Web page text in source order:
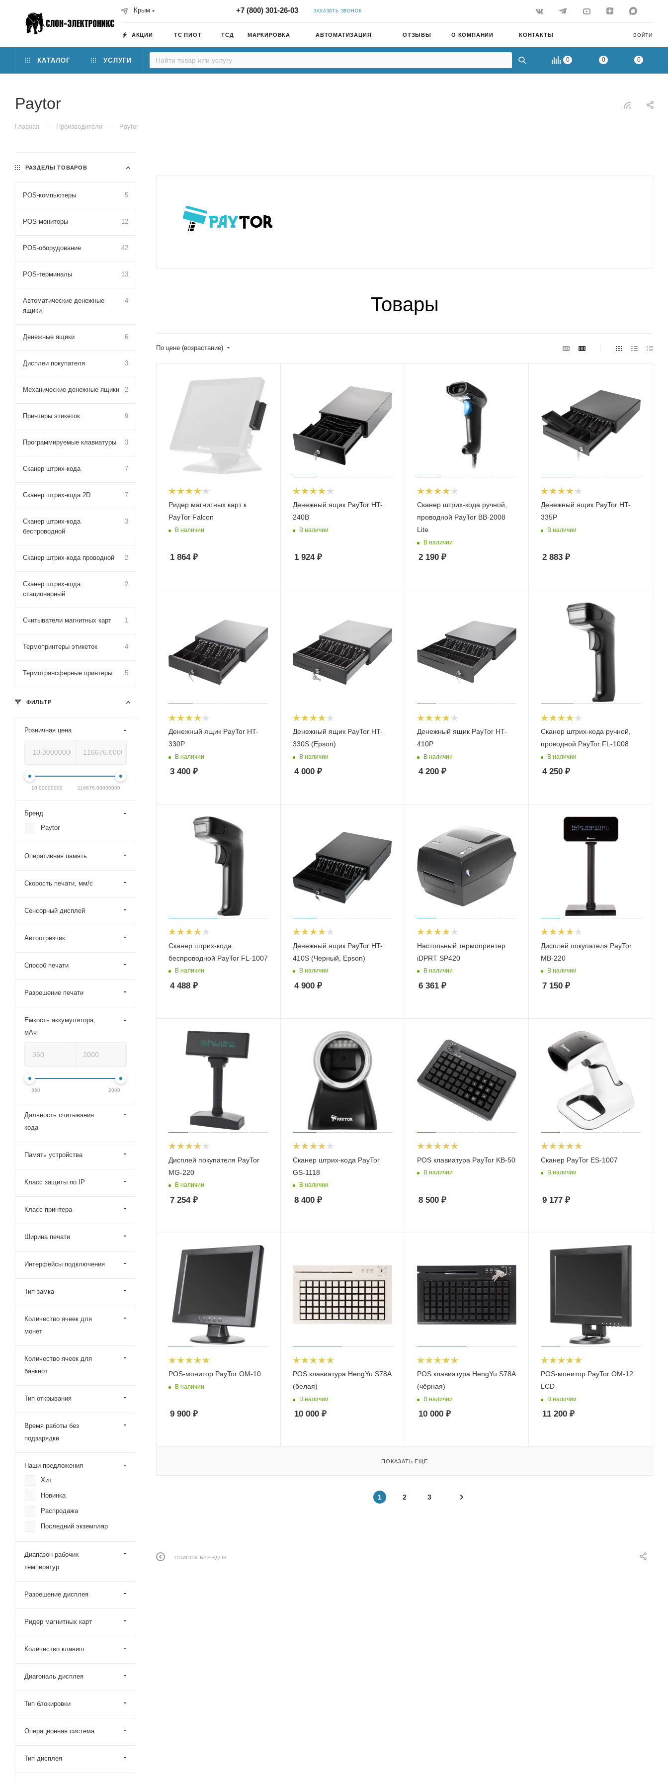
Крым +7 (800) 301-26-03 ЗАКАЗАТЬ ЗВОНОК
ВОЙТИ
АКЦИИ ТС ПИОТ ТСД МАРКИРОВКА АВТОМАТИЗАЦИЯ ОТЗЫВЫ О КОМПАНИИ КОНТАКТЫ
0 0 0
КАТАЛОГ УСЛУГИ
Paytor
Главная — Производители — Paytor
Товары
По цене (возрастание)
Ридер магнитных карт к
PayTor Falcon
В наличии
1 864₽
Денежный ящик PayTor HT-
240B
В наличии
1 924₽
Сканер штрих-кода ручной,
проводной PayTor BB-2008
Lite
В наличии
2 190₽
Денежный ящик PayTor HT-
335P
В наличии
2 883 ₽
Денежный ящик PayTor HT-
330P
В наличии
3 400 ₽
Денежный ящик PayTor HT-
330S (Epson)
В наличии
4 000₽
Денежный ящик PayTor HT-
410P
В наличии
4 200₽
Сканер штрих-кода ручной,
проводной PayTor FL-1008
В наличии
4 250 ₽
Сканер штрих-кода
беспроводной PayTor FL-1007
В наличии
4 488 ₽
Денежный ящик PayTor HT-
410S (Черный, Epson)
В наличии
4 900₽
Настольный термопринтер
iDPRT SP420
В наличии
6 361₽
Дисплей покупателя PayTor
MB-220
В наличии
7 150 ₽
Дисплей покупателя PayTor
MG-220
В наличии
7 254₽
Сканер штрих-кода PayTor
GS-1118
В наличии
8 400₽
POS клавиатура PayTor KB-50
В наличии
8 500₽
Сканер PayTor ES-1007
В наличии
9 177 ₽
POS-монитор PayTor OM-10
В наличии
9 900 ₽
POS клавиатура HengYu S78A
(белая)
В наличии
10 000₽
POS клавиатура HengYu S78A
(чёрная)
В наличии
10 000₽
POS-монитор PayTor OM-12
LCD
В наличии
11 200 ₽
ПОКАЗАТЬ ЕЩЕ
1 2 3
СПИСОК БРЕНДОВ
РАЗДЕЛЫ ТОВАРОВ
POS-компьютеры 5
POS-мониторы 12
POS-оборудование 42
POS-терминалы 13
Автоматические денежные
ящики
4
Денежные ящики 6
Дисплеи покупателя 3
Механические денежные ящики 2
Принтеры этикеток 9
Программируемые клавиатуры 3
Сканер штрих-кода 7
Сканер штрих-кода 2D 7
Сканер штрих-кода
беспроводной
3
Сканер штрих-кода проводной 2
Сканер штрих-кода
стационарный
2
Считыватели магнитных карт 1
Термопринтеры этикеток 4
Термотрансферные принтеры 5
ФИЛЬТР
Розничная цена
10.00000000 116676.00000000
Бренд
Paytor
Оперативная память
Скорость печати, мм/с
Сенсорный дисплей
Автоотрезчик
Способ печати
Разрешение печати
Емкость аккумулятора,
мАч
360 2000
Дальность считывания
кода
Память устройства
Класс защиты по IP
Класс принтера
Ширина печати
Интерфейсы подключения
Тип замка
Количество ячеек для
монет
Количество ячеек для
банкнот
Тип открывания
Время работы без
подзарядки
Наши предложения
Хит
Новинка
Распродажа
Последний экземпляр
Диапазон рабочих
температур
Разрешение дисплея
Ридер магнитных карт
Количество клавиш
Диагональ дисплея
Тип блокировки
Операционная система
Тип дисплея